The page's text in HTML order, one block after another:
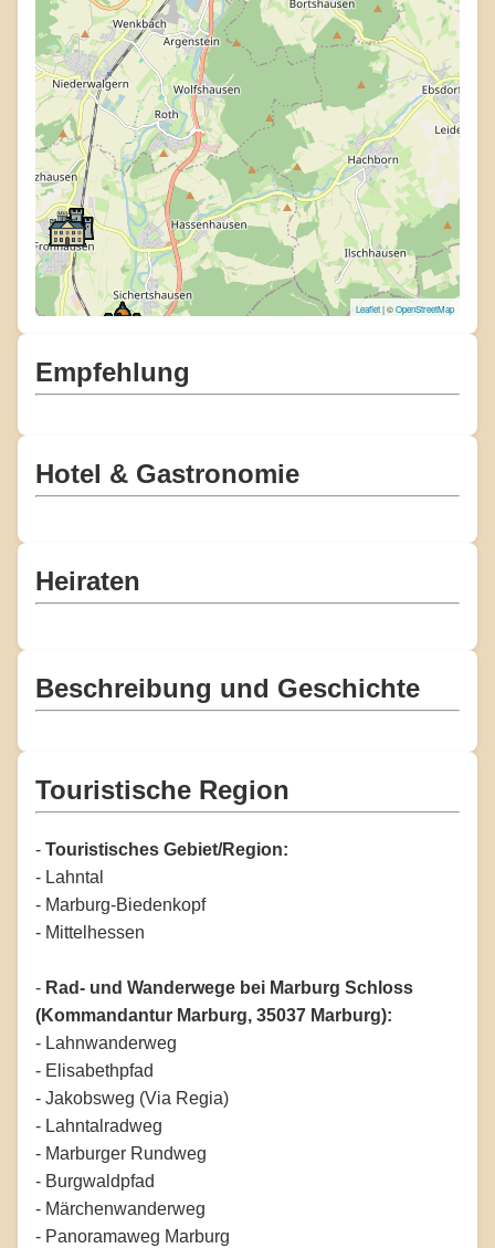
Leaflet| ©OpenStreetMap
Empfehlung
Hotel & Gastronomie
Heiraten
Beschreibung und Geschichte
Touristische Region
- Touristisches Gebiet/Region:
- Lahntal
- Marburg-Biedenkopf
- Mittelhessen
- Rad- und Wanderwege bei Marburg Schloss
(Kommandantur Marburg, 35037 Marburg):
- Lahnwanderweg
- Elisabethpfad
- Jakobsweg (Via Regia)
- Lahntalradweg
- Marburger Rundweg
- Burgwaldpfad
- Märchenwanderweg
- Panoramaweg Marburg